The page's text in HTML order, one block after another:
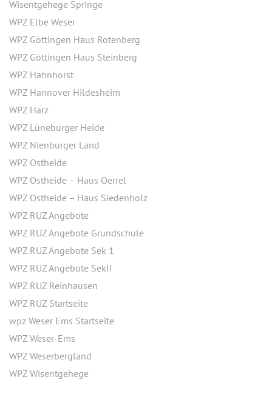
Wisentgehege Springe
WPZ Elbe Weser
WPZ Göttingen Haus Rotenberg
WPZ Göttingen Haus Steinberg
WPZ Hahnhorst
WPZ Hannover Hildesheim
WPZ Harz
WPZ Lüneburger Heide
WPZ Nienburger Land
WPZ Ostheide
WPZ Ostheide – Haus Oerrel
WPZ Ostheide – Haus Siedenholz
WPZ RUZ Angebote
WPZ RUZ Angebote Grundschule
WPZ RUZ Angebote Sek 1
WPZ RUZ Angebote SekII
WPZ RUZ Reinhausen
WPZ RUZ Startseite
wpz Weser Ems Startseite
WPZ Weser-Ems
WPZ Weserbergland
WPZ Wisentgehege